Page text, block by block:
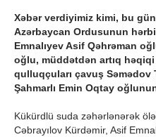
Xəbər verdiyimiz kimi, bu
Azərbaycan Ordusunun
Emnalıyev Asif Qəhrəman
oğlu, müddətdən artıq
qulluqçuları çavuş
Şahmarlı Emin Oqtay
Kükürdlü suda zəhərlənərək
Cəbrayılov Kürdəmir, Asif